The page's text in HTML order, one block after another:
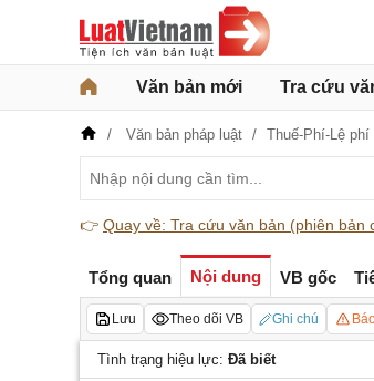
Văn bản mới Tra cứu
Văn bản pháp luật Thuế-Phí-Lệ phí
👉 Quay về: Tra cứu văn bản (phiên bản
Tổng quan Nội dung VB gốc
Lưu Theo dõi VB Ghi chú
Tình trạng hiệu lực: Đã biết